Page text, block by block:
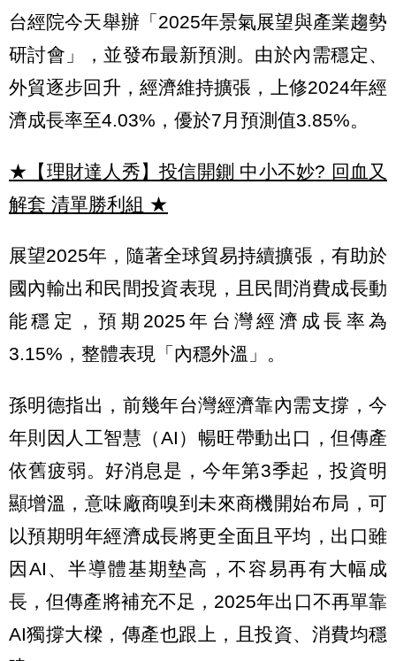
台經院今天舉辦「2025年景氣展望與產業趨勢
研討會」，並發布最新預測。由於內需穩定、
外貿逐步回升，經濟維持擴張，上修2024年經
濟成長率至4.03%，優於7月預測值3.85%。
★【理財達人秀】投信開鍘 中小不妙? 回血又
解套 清單勝利組 ★
展望2025年，隨著全球貿易持續擴張，有助於
國內輸出和民間投資表現，且民間消費成長動
能穩定，預期2025年台灣經濟成長率為
3.15%，整體表現「內穩外溫」。
孫明德指出，前幾年台灣經濟靠內需支撐，今
年則因人工智慧（AI）暢旺帶動出口，但傳產
依舊疲弱。好消息是，今年第3季起，投資明
顯增溫，意味廠商嗅到未來商機開始布局，可
以預期明年經濟成長將更全面且平均，出口雖
因AI、半導體基期墊高，不容易再有大幅成
長，但傳產將補充不足，2025年出口不再單靠
AI獨撐大樑，傳產也跟上，且投資、消費均穩